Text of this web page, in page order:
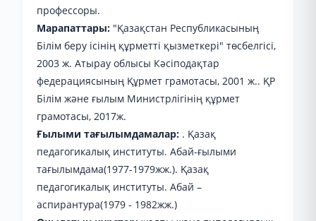
профессоры.
Марапаттары: "Қазақстан Республикасының
Білім беру ісінің құрметті қызметкері" төсбелгісі,
2003 ж. Атырау облысы Кәсіподақтар
федерациясының Құрмет грамотасы, 2001 ж.. ҚР
Білім және ғылым Министрлігінің құрмет
грамотасы, 2017ж.
Ғылыми тағылымдамалар: . Қазақ
педагогикалық институты. Абай-ғылыми
тағылымдама(1977-1979жж.). Қазақ
педагогикалық институты. Абай –
аспирантура(1979 - 1982жж.)